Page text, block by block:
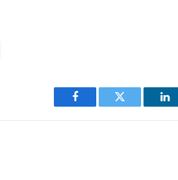
Facebook Twitter